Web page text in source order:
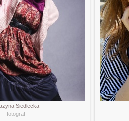
Siedlecka
fotograf